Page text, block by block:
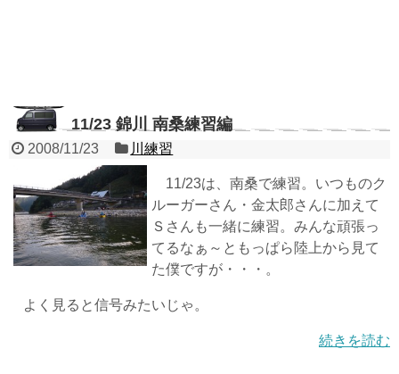
11/23 錦川 南桑練習編
2008/11/23 川練習
11/23は、南桑で練習。いつものク
ルーガーさん・金太郎さんに加えて
Ｓさんも一緒に練習。みんな頑張っ
てるなぁ～ともっぱら陸上から見て
た僕ですが・・・。
よく見ると信号みたいじゃ。
続きを読む